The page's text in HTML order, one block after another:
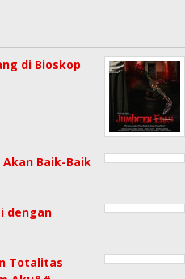
di Bioskop
Akan Baik-Baik
dengan
Totalitas